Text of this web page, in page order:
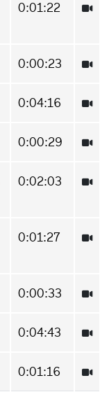
0:01:22
0:00:23
0:04:16
0:00:29
0:02:03
0:01:27
0:00:33
0:04:43
0:01:16